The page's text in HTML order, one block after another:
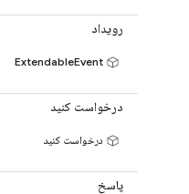
رویداد
درخواست کنید
درخواست کنید
پاسخ